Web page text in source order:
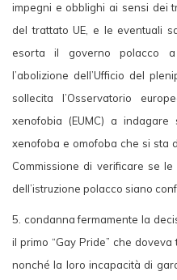
impegni e obblighi ai sensi dei
del trattato UE, e le eventuali
esorta il governo polacco
l’abolizione dell’Ufficio del
sollecita l’Osservatorio
xenofobia (EUMC) a indagare
xenofoba e omofoba che si sta
Commissione di verificare se
dell’istruzione polacco siano
5. condanna fermamente la
il primo “Gay Pride” che
nonché la loro incapacità di